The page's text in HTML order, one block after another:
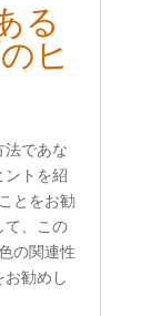
る
ヒ
法であな
ントを紹
とをお勧
て、この
の関連性
勧めし